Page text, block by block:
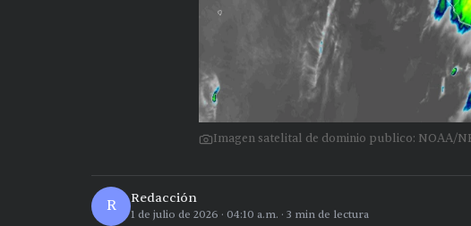
Imagen satelital de dominio publico: NOAA/
R Redacción
1 de julio de 2026 · 04:10 a.m. · 3 min de lectura